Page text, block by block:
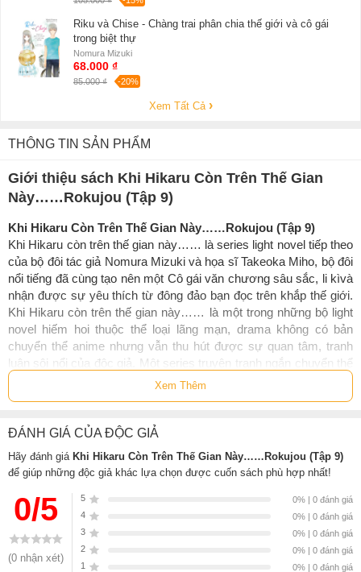
Riku và Chise - Chàng trai phân chia thế giới và cô gái
trong biệt thự
Nomura Mizuki
68.000 ₫
85.000 ₫ -20%
Xem Tất Cả
THÔNG TIN SẢN PHẨM
Giới thiệu sách Khi Hikaru Còn Trên Thế Gian
Này……Rokujou (Tập 9)
Khi Hikaru Còn Trên Thế Gian Này……Rokujou (Tập 9)
Khi Hikaru còn trên thế gian này…… là series light novel tiếp theo
của bộ đôi tác giả Nomura Mizuki và họa sĩ Takeoka Miho, bộ đôi
nổi tiếng đã cùng tạo nên một Cô gái văn chương sâu sắc, li kìvà
nhận được sự yêu thích từ đông đảo bạn đọc trên khắp thế giới.
Khi Hikaru còn trên thế gian này…… là một trong những bộ light
novel hiếm hoi thuộc thể loại lãng mạn, drama không có bản
chuyển thể anime nhưng vẫn thu hút được sự quan tâm, tranh
luận sôi nổi của độc giả. Một series truyện tranh ngắn chuyển thể
lại tập 1 của Khi Hikaru còn trên thế gian này…… với tên gọi Aoi –
cùng tên với tập 1 của series light novel. Series Khi Hikaru còn
tiểu thuyết “Truyện kể Genji” cực kỳ nổi tiếng của văn học Nhật
riêng biệt, lấy nguyên mẫu từ những người tình mà hoàng tử
Genji yêu tha thiết, tuy nhiên tuyến nhân vật chính vẫn được giữ
nguyên xuyên suốt cả 10 tập.
Kết thúc lễ hội văn hoá, trên sân thượng trường học. Koremitsu
bất chợt nhận lời tỏ tình của cả Shikibu và tiểu thư Aoi. Trong lúc
chưa biết phải trả lời họ như thế này, tin nhắn của Yuu báo rằng
cô đang trở về Nhật được gửi tới.
Xem Thêm
ĐÁNH GIÁ CỦA ĐỘC GIẢ
Hãy đánh giá Khi Hikaru Còn Trên Thế Gian Này……Rokujou (Tập 9)
để giúp những độc giả khác lựa chọn được cuốn sách phù hợp nhất!
0/5
(0 nhận xét)
5
0% | 0 đánh giá
4
0% | 0 đánh giá
3
0% | 0 đánh giá
2
0% | 0 đánh giá
1
0% | 0 đánh giá